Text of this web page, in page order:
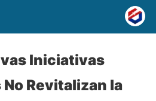
Iniciativas
Revitalizan la